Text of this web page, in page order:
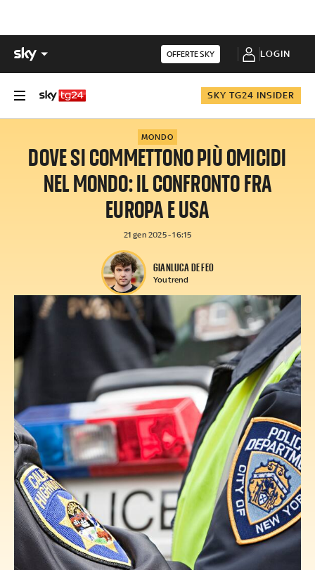
OFFERTE SKY LOGIN
SKY TG24 INSIDER
MONDO
DOVE SI COMMETTONO PIÙ OMICIDI
NEL MONDO: IL CONFRONTO FRA
EUROPA E USA
21 gen 2025 - 16:15
GIANLUCA DE FEO
Youtrend